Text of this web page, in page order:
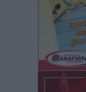
Καρελλάκη
πριν 52
Πρωτάθλημα
Συλλόγων
με επιτυχία την
πριν 1 ώρα